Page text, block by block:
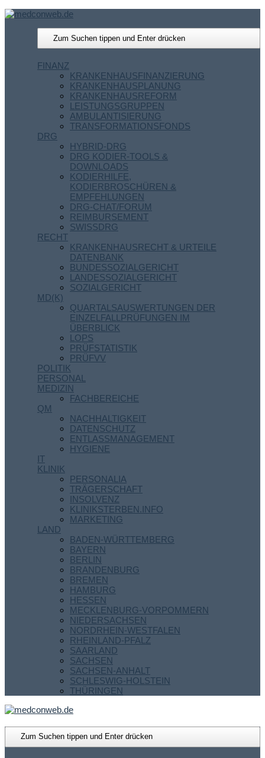
FINANZ
KRANKENHAUSFINANZIERUNG
KRANKENHAUSPLANUNG
KRANKENHAUSREFORM
LEISTUNGSGRUPPEN
AMBULANTISIERUNG
TRANSFORMATIONSFONDS
DRG
HYBRID-DRG
DRG KODIER-TOOLS &
DOWNLOADS
KODIERHILFE,
KODIERBROSCHÜREN &
EMPFEHLUNGEN
DRG-CHAT/FORUM
REIMBURSEMENT
SWISSDRG
RECHT
KRANKENHAUSRECHT & URTEILE
DATENBANK
BUNDESSOZIALGERICHT
LANDESSOZIALGERICHT
SOZIALGERICHT
MD(K)
QUARTALSAUSWERTUNGEN DER
EINZELFALLPRÜFUNGEN IM
ÜBERBLICK
LOPS
PRÜFSTATISTIK
PRÜFVV
POLITIK
PERSONAL
MEDIZIN
FACHBEREICHE
QM
NACHHALTIGKEIT
DATENSCHUTZ
ENTLASSMANAGEMENT
HYGIENE
IT
KLINIK
PERSONALIA
TRÄGERSCHAFT
INSOLVENZ
KLINIKSTERBEN.INFO
MARKETING
LAND
BADEN-WÜRTTEMBERG
BAYERN
BERLIN
BRANDENBURG
BREMEN
HAMBURG
HESSEN
MECKLENBURG-VORPOMMERN
NIEDERSACHSEN
NORDRHEIN-WESTFALEN
RHEINLAND-PFALZ
SAARLAND
SACHSEN
SACHSEN-ANHALT
SCHLESWIG-HOLSTEIN
THÜRINGEN